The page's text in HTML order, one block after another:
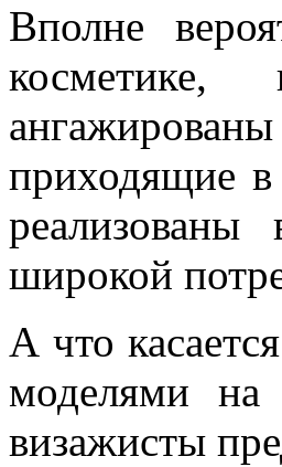
Вполне
приходящие
широкой
А что
моделями на
визажисты